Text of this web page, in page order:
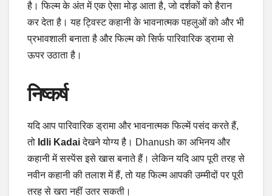
है। फिल्म के अंत में एक ऐसा मोड़ आता है, जो दर्शकों को हैरान
कर देता है। यह ट्विस्ट कहानी के भावनात्मक पहलुओं को और भी
प्रभावशाली बनाता है और फिल्म को सिर्फ पारिवारिक ड्रामा से
ऊपर उठाता है।
निष्कर्ष
यदि आप पारिवारिक ड्रामा और भावनात्मक फिल्में पसंद करते हैं,
तो Idli Kadaiदेखने योग्य है। Dhanush का अभिनय और
कहानी में सस्पेंस इसे खास बनाते हैं। लेकिन यदि आप पूरी तरह से
नवीन कहानी की तलाश में हैं, तो यह फिल्म आपकी उम्मीदों पर पूरी
तरह से खरा नहीं उतर सकती।